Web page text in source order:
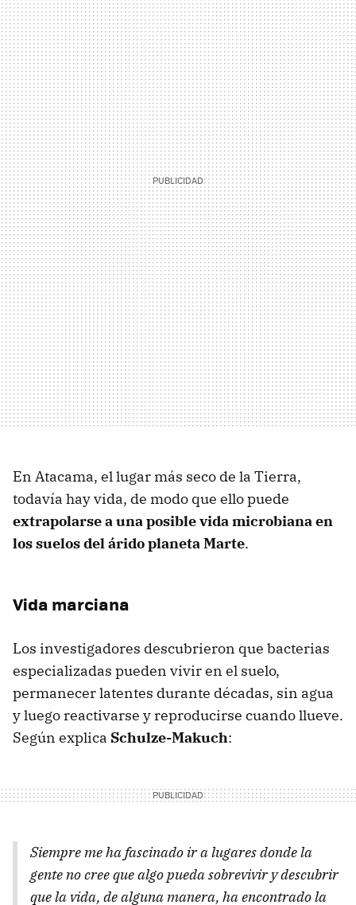
En Atacama, el lugar más seco de la Tierra,
todavía hay vida, de modo que ello puede
extrapolarse a una posible vida microbiana en
los suelos del árido planeta Marte.
Vida marciana
Los investigadores descubrieron que bacterias
especializadas pueden vivir en el suelo,
permanecer latentes durante décadas, sin agua
y luego reactivarse y reproducirse cuando llueve.
Según explica Schulze-Makuch:
Siempre me ha fascinado ir a lugares donde la
gente no cree que algo pueda sobrevivir y descubrir
que la vida, de alguna manera, ha encontrado la